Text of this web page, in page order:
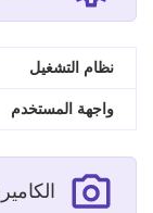
نظام التشغيل
واجهة المستخدم